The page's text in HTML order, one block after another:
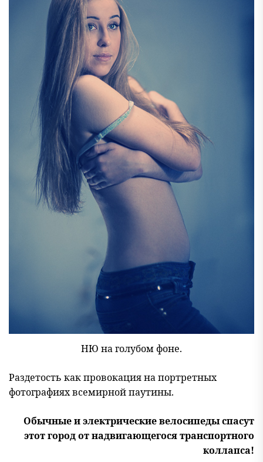
НЮ на голубом фоне.
Раздетость как провокация на портретных
фотографиях всемирной паутины.
Обычные и электрические велосипеды спасут
этот город от надвигающегося транспортного
коллапса!